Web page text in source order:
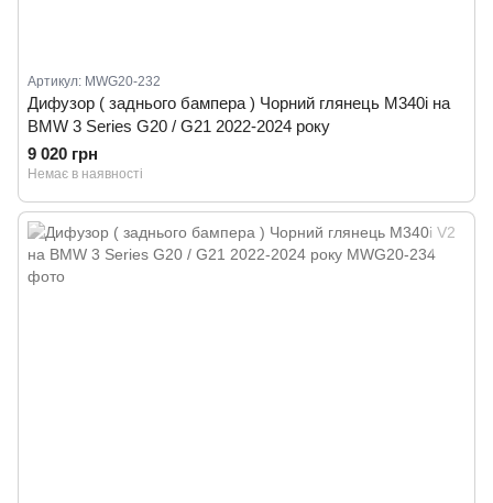
Артикул: MWG20-232
Дифузор ( заднього бампера ) Чорний глянець M340i на
BMW 3 Series G20 / G21 2022-2024 року
9 020 грн
Немає в наявності